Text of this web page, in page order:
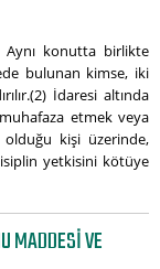
Aynı konutta birlikte
bulunan kimse, iki
İdaresi altında
etmek veya
kişi üzerinde,
yetkisini kötüye
MADDESI VE